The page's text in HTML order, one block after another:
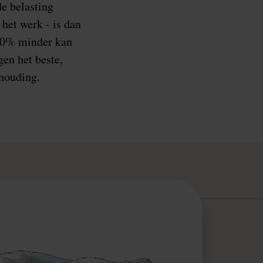
belasting
werk - is dan
minder kan
het beste,